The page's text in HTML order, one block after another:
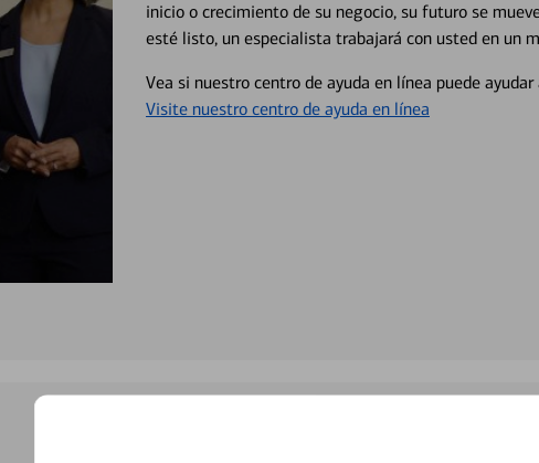
inicio o crecimiento de su negocio, su futuro se
esté listo, un especialista trabajará con usted en un
Vea si nuestro centro de ayuda en línea puede
Visite nuestro centro de ayuda en línea